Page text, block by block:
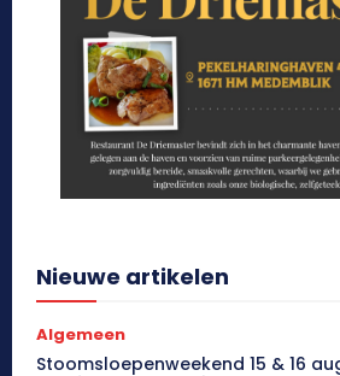
Nieuwe artikelen
Algemeen
Stoomsloepenweekend 15 & 16